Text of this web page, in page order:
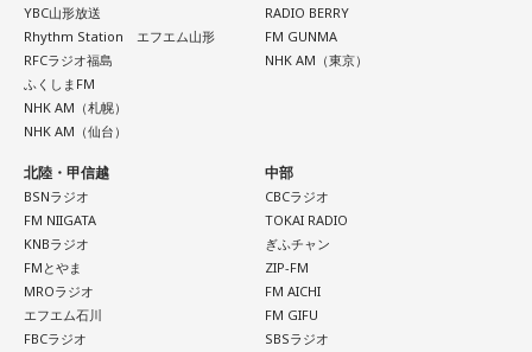
●江原啓之 今夜の格言
「フィジカルはスピリチュアルの基本です」
番組名：Dr.Recella presents 江原啓之 おと語り
放送日時：TOKYO FM／FM 大阪 毎週日曜 22:00～22:25、エ
フエム山陰 毎週土曜 12:30～12:55
出演者：江原啓之、奥迫協子
番組Webサイト：
https://www.tfm.co.jp/oto/
2．こんなに必要なのか……我慢しすぎ度45％
水の価値を気にしたあなた。裏を返せば、自分の意見に「言
うほどの価値があるのかな」と、自信を持てずにいるのかも
しれません。しかし、あなたの考えには、ちゃんと意味があ
ります。肩の力を抜いて、まずは思ったことを口にする練習
3．壊れる心配はないか……我慢しすぎ度70％
ダムが壊れないか気になったあなた。対立することで関係が
壊れるのを恐れ、その場を丸く収めるために本音を飲み込む
タイプです。ですが、健全なぶつかり合いは、関係をむしろ
深めるもの。意見を伝えることは、わがままではないと考え
てみては。
YBC山形放送
Rhythm Station エフエム山形
RFCラジオ福島
ふくしまFM
NHK AM（札幌）
NHK AM（仙台）
RADIO BERRY
FM GUNMA
NHK AM（東京）
北陸・甲信越
BSNラジオ
FM NIIGATA
KNBラジオ
FMとやま
MROラジオ
エフエム石川
FBCラジオ
中部
CBCラジオ
TOKAI RADIO
ぎふチャン
ZIP-FM
FM AICHI
FM GIFU
SBSラジオ